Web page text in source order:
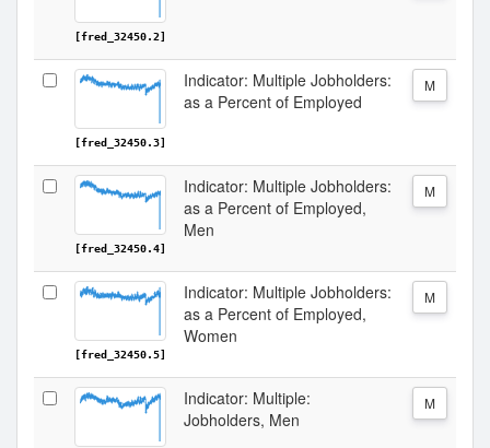
[fred_32450.2]
[fred_32450.3]
Indicator: Multiple Jobholders:
as a Percent of Employed
M
[fred_32450.4]
Indicator: Multiple Jobholders:
as a Percent of Employed,
Men
M
[fred_32450.5]
Indicator: Multiple Jobholders:
as a Percent of Employed,
Women
M
Indicator: Multiple:
Jobholders, Men
M